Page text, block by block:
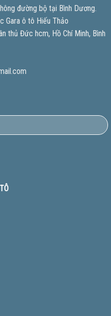
đường bộ tại Bình Dương.
Gara ô tô Hiếu Thảo
thủ Đức hcm, Hồ Chí Minh, Bình